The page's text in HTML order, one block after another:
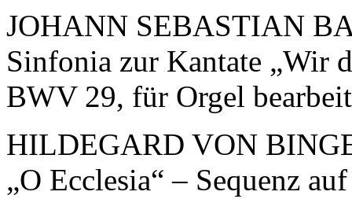
JOHANN SEBASTIAN
Sinfonia zur Kantate „Wir
BWV 29, für Orgel
HILDEGARD VON
„O Ecclesia“ – Sequenz